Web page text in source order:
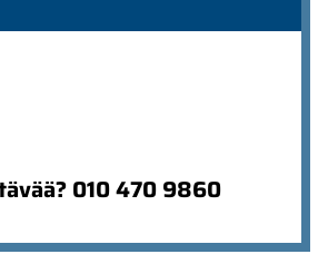
010 470 9860